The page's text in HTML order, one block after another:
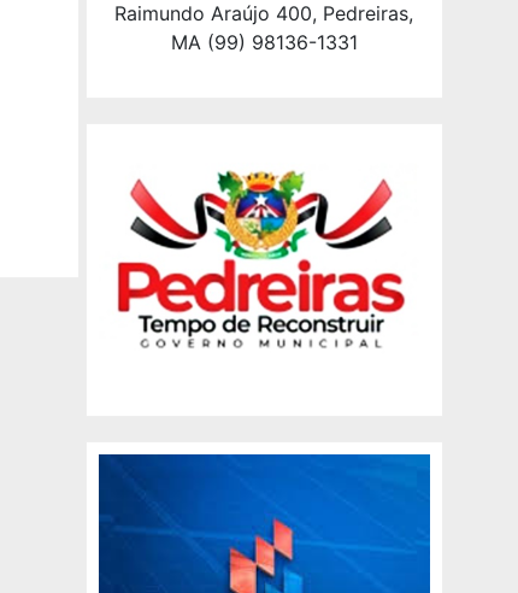
Raimundo Araújo 400, Pedreiras,
MA (99) 98136-1331